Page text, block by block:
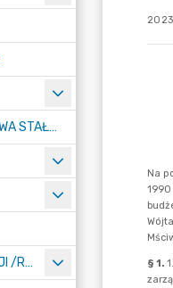
PREFERENCYJNY ZAKUP PALIWA STAŁEGO
BEZPIECZEŃSTWO INFORMACJI /RODO/